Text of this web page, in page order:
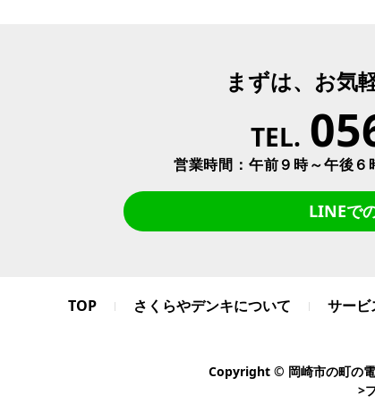
まずは、お気
TEL.
営業時間：午前９時～午後
LINEで
TOP さくらやデンキについて サービ
Copyright © 岡崎市の町の
>